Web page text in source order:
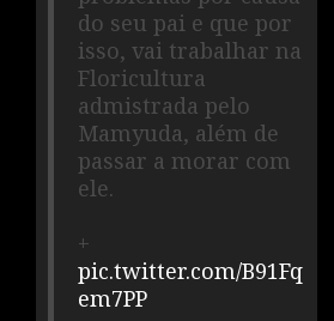
do seu pai e que por
isso, vai trabalhar na
Floricultura
admistrada pelo
Mamyuda, além de
passar a morar com
ele.
+
pic.twitter.com/B91Fq
em7PP